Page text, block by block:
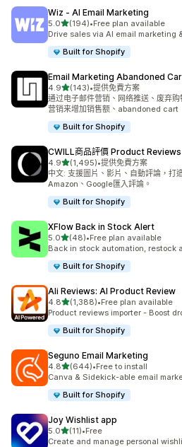
Wiz ‑ AI Email Marketing
5.0滿分 5 顆星
(194)
共有 194 則評價
•Free plan available
Drive sales via AI email marketing
Built for Shopify
Email Marketing Abandoned
4.9滿分 5 顆星
(143)
共有 143 則評價
•提供免費方案
通过电子邮件营销、网络推送、废弃
营销来增加销售额、abandoned cart
Built for Shopify
CWILL商品評價 Product Reviews
4.9滿分 5 顆星
(1,495)
共有 1495 則評價
•提供免費方案
中文: 支援圖片、影片、自動評論，打
Amazon、Google匯入評論。
Built for Shopify
XFlow Back in Stock Alert
5.0滿分 5 顆星
(48)
共有 48 則評價
•Free plan available
Back in stock automation, restock
Built for Shopify
Ali Reviews: AI Product Review
4.8滿分 5 顆星
(1,388)
共有 1388 則評價
•Free plan available
Product reviews importer - Boost
Built for Shopify
Seguno Email Marketing
4.8滿分 5 顆星
(644)
共有 644 則評價
•Free to install
Canva & Sidekick-able email
Built for Shopify
Joy Wishlist app
5.0滿分 5 顆星
(11)
共有 11 則評價
•Free
Create and manage personal